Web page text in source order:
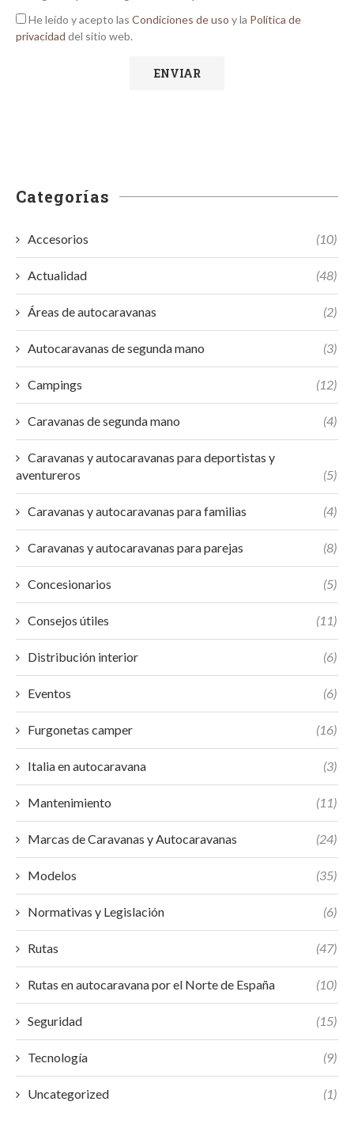
He leído y acepto las Condiciones de uso y la Política de
privacidad del sitio web.
Categorías
Accesorios (10)
Actualidad (48)
Áreas de autocaravanas (2)
Autocaravanas de segunda mano (3)
Campings (12)
Caravanas de segunda mano (4)
Caravanas y autocaravanas para deportistas y
aventureros
(5)
Caravanas y autocaravanas para familias (4)
Caravanas y autocaravanas para parejas (8)
Concesionarios (5)
Consejos útiles (11)
Distribución interior (6)
Eventos (6)
Furgonetas camper (16)
Italia en autocaravana (3)
Mantenimiento (11)
Marcas de Caravanas y Autocaravanas (24)
Modelos (35)
Normativas y Legislación (6)
Rutas (47)
Rutas en autocaravana por el Norte de España (10)
Seguridad (15)
Tecnología (9)
Uncategorized (1)